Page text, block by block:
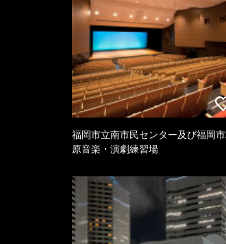
福岡市立南市民センター及び福岡
原音楽・演劇練習場